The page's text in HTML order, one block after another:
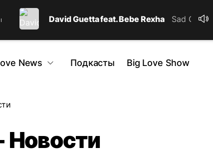
David Guetta feat. Bebe Rexha Sad Girls
News Подкасты Big Love Show
Новости